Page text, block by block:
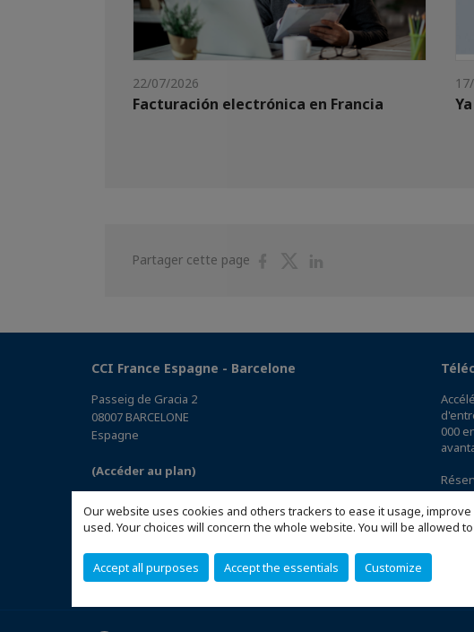
Our website uses cookies and others trackers to ease it usage,
used. Your choices will concern the whole website. You will be allowed
Accept all purposes Accept the essentials Customize
22/07/2026
Facturación electrónica en Francia
Partager cette page
PartagerPartager
CCI France Espagne - Barcelone
Passeig de Gracia 2
08007 BARCELONE
Espagne
(Accéder au plan)
000
à